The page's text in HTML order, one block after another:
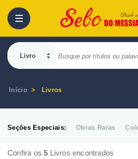
Início Livros
Seções Especiais: Obras Raras
Confira os5 Livros encontrados